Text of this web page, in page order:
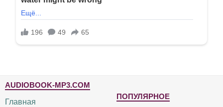
AUDIOBOOK-MP3.COM
Главная
ПОПУЛЯРНОЕ